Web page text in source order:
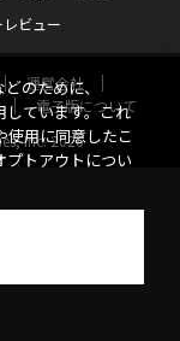
ビュー
運営会社
電子版について
Inc. 2026
のために、
しています。これ
使用に同意したこ
プトアウトについ